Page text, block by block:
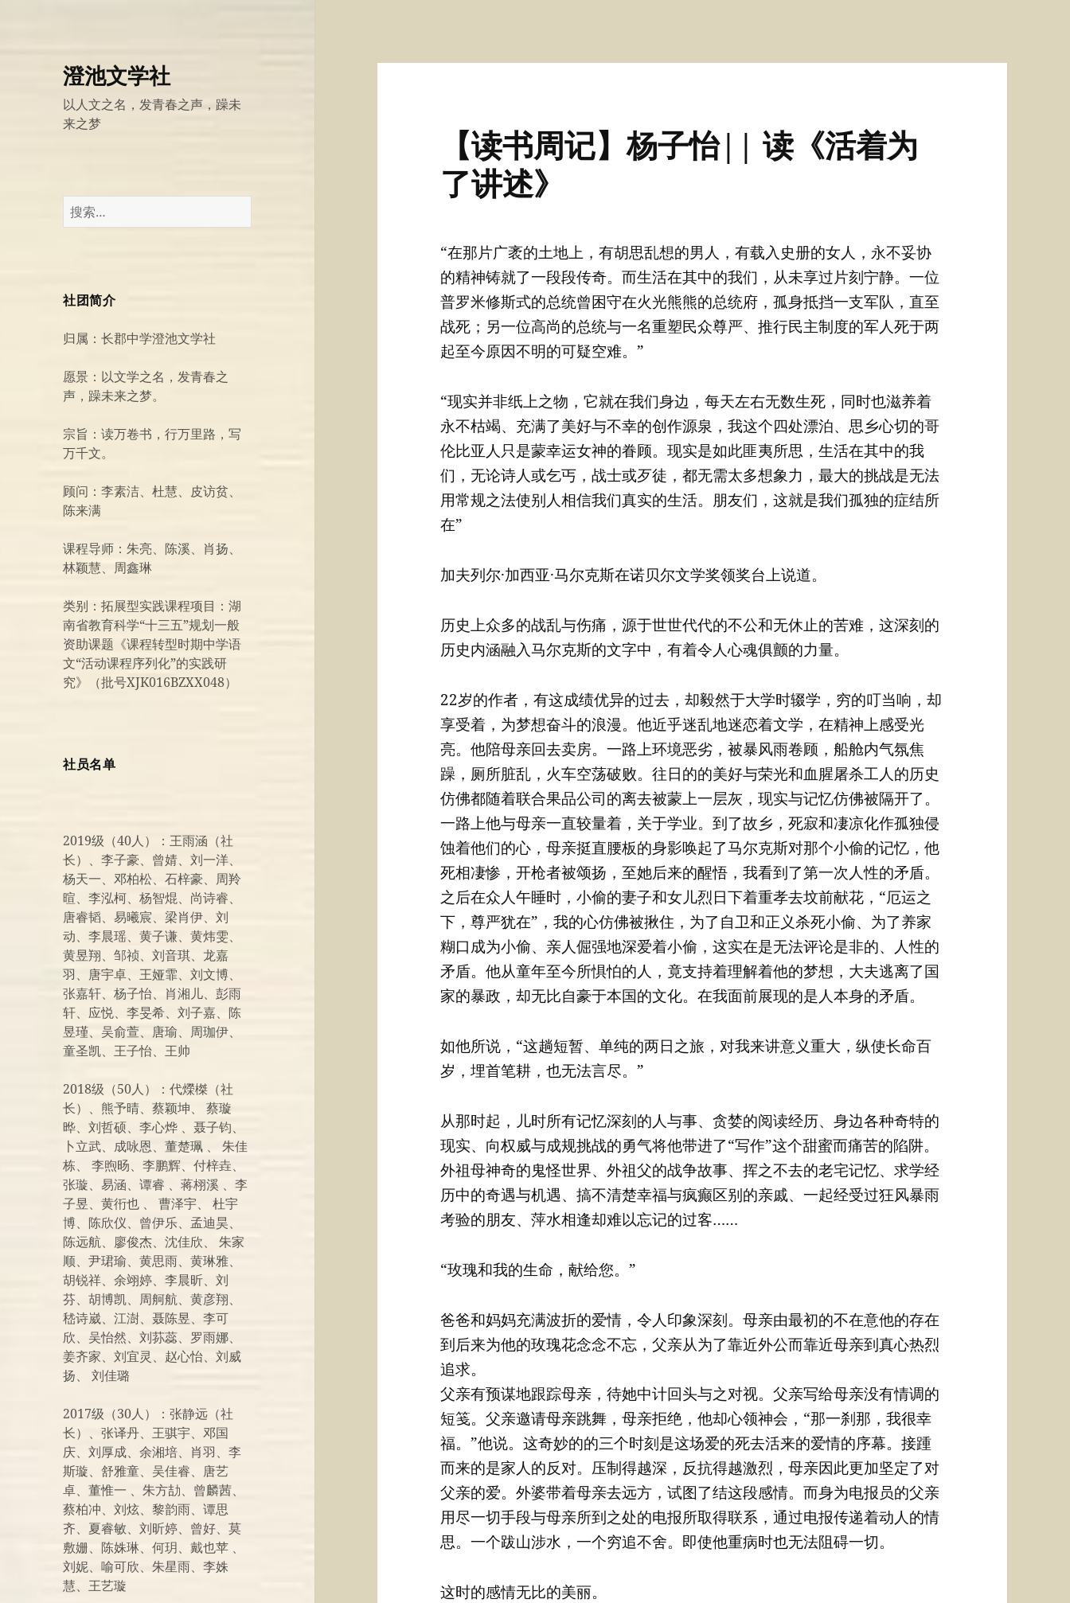
澄池文学社
以人文之名，发青春之声，躁未
来之梦
搜
索：
社团简介
归属：长郡中学澄池文学社
愿景：以文学之名，发青春之
声，躁未来之梦。
宗旨：读万卷书，行万里路，写
万千文。
顾问：李素洁、杜慧、皮访贫、
陈来满
课程导师：朱亮、陈溪、肖扬、
林颖慧、周鑫琳
类别：拓展型实践课程项目：湖
南省教育科学“十三五”规划一般
资助课题《课程转型时期中学语
文“活动课程序列化”的实践研
究》（批号XJK016BZXX048）
社员名单
2019级（40人）：王雨涵（社
长）、李子豪、曾婧、刘一洋、
杨天一、邓柏松、石梓豪、周羚
暄、李泓柯、杨智焜、尚诗睿、
唐睿韬、易曦宸、梁肖伊、刘
动、李晨瑶、黄子谦、黄炜雯、
黄昱翔、邹祯、刘音琪、龙嘉
羽、唐宇卓、王娅霏、刘文博、
张嘉轩、杨子怡、肖湘儿、彭雨
轩、应悦、李旻希、刘子嘉、陈
昱瑾、吴俞萱、唐瑜、周珈伊、
童圣凯、王子怡、王帅
2018级（50人）：代爃榤（社
长）、熊予晴、蔡颖坤、 蔡璇
晔、刘哲硕、李心烨 、聂子钧、
卜立武、成咏恩、董楚珮 、 朱佳
栋、 李煦旸、李鹏辉、付梓垚、
张璇、易涵、谭睿 、蒋栩溪 、李
子昱、黄衎也 、 曹泽宇、 杜宇
博、陈欣仪、曾伊乐、孟迪昊、
陈远航、廖俊杰、沈佳欣、 朱家
顺、尹珺瑜、黄思雨、黄琳雅、
胡锐祥、余翊婷、李晨昕、刘
芬、胡博凯、周舸航、黄彦翔、
嵇诗崴、江澍、聂陈昱、李可
欣、吴怡然、刘荪蕊、罗雨娜、
姜齐家、刘宜灵、赵心怡、刘威
扬、 刘佳璐
2017级（30人）：张静远（社
长）、张译丹、王骐宇、邓国
庆、刘厚成、余湘培、肖羽、李
斯璇、舒雅童、吴佳睿、唐艺
卓、董惟一 、朱方劼、曾麟茜、
蔡柏冲、刘炫、黎韵雨、谭思
齐、夏睿敏、刘昕婷、曾好、莫
敷姗、陈姝琳、何玥、戴也苹 、
刘妮、喻可欣、朱星雨、李姝
慧、王艺璇
【读书周记】杨子怡|| 读《活着为
了讲述》
“在那片广袤的土地上，有胡思乱想的男人，有载入史册的女人，永不妥协
的精神铸就了一段段传奇。而生活在其中的我们，从未享过片刻宁静。一位
普罗米修斯式的总统曾困守在火光熊熊的总统府，孤身抵挡一支军队，直至
战死；另一位高尚的总统与一名重塑民众尊严、推行民主制度的军人死于两
起至今原因不明的可疑空难。”
“现实并非纸上之物，它就在我们身边，每天左右无数生死，同时也滋养着
永不枯竭、充满了美好与不幸的创作源泉，我这个四处漂泊、思乡心切的哥
伦比亚人只是蒙幸运女神的眷顾。现实是如此匪夷所思，生活在其中的我
们，无论诗人或乞丐，战士或歹徒，都无需太多想象力，最大的挑战是无法
用常规之法使别人相信我们真实的生活。朋友们，这就是我们孤独的症结所
在”
加夫列尔·加西亚·马尔克斯在诺贝尔文学奖领奖台上说道。
历史上众多的战乱与伤痛，源于世世代代的不公和无休止的苦难，这深刻的
历史内涵融入马尔克斯的文字中，有着令人心魂俱颤的力量。
22岁的作者，有这成绩优异的过去，却毅然于大学时辍学，穷的叮当响，却
享受着，为梦想奋斗的浪漫。他近乎迷乱地迷恋着文学，在精神上感受光
亮。他陪母亲回去卖房。一路上环境恶劣，被暴风雨卷顾，船舱内气氛焦
躁，厕所脏乱，火车空荡破败。往日的的美好与荣光和血腥屠杀工人的历史
仿佛都随着联合果品公司的离去被蒙上一层灰，现实与记忆仿佛被隔开了。
一路上他与母亲一直较量着，关于学业。到了故乡，死寂和凄凉化作孤独侵
蚀着他们的心，母亲挺直腰板的身影唤起了马尔克斯对那个小偷的记忆，他
死相凄惨，开枪者被颂扬，至她后来的醒悟，我看到了第一次人性的矛盾。
之后在众人午睡时，小偷的妻子和女儿烈日下着重孝去坟前献花，“厄运之
下，尊严犹在”，我的心仿佛被揪住，为了自卫和正义杀死小偷、为了养家
糊口成为小偷、亲人倔强地深爱着小偷，这实在是无法评论是非的、人性的
矛盾。他从童年至今所惧怕的人，竟支持着理解着他的梦想，大夫逃离了国
家的暴政，却无比自豪于本国的文化。在我面前展现的是人本身的矛盾。
如他所说，“这趟短暂、单纯的两日之旅，对我来讲意义重大，纵使长命百
岁，埋首笔耕，也无法言尽。”
从那时起，儿时所有记忆深刻的人与事、贪婪的阅读经历、身边各种奇特的
现实、向权威与成规挑战的勇气将他带进了“写作”这个甜蜜而痛苦的陷阱。
外祖母神奇的鬼怪世界、外祖父的战争故事、挥之不去的老宅记忆、求学经
历中的奇遇与机遇、搞不清楚幸福与疯癫区别的亲戚、一起经受过狂风暴雨
考验的朋友、萍水相逢却难以忘记的过客……
“玫瑰和我的生命，献给您。”
爸爸和妈妈充满波折的爱情，令人印象深刻。母亲由最初的不在意他的存在
到后来为他的玫瑰花念念不忘，父亲从为了靠近外公而靠近母亲到真心热烈
追求。
父亲有预谋地跟踪母亲，待她中计回头与之对视。父亲写给母亲没有情调的
短笺。父亲邀请母亲跳舞，母亲拒绝，他却心领神会，“那一刹那，我很幸
福。”他说。这奇妙的的三个时刻是这场爱的死去活来的爱情的序幕。接踵
而来的是家人的反对。压制得越深，反抗得越激烈，母亲因此更加坚定了对
父亲的爱。外婆带着母亲去远方，试图了结这段感情。而身为电报员的父亲
用尽一切手段与母亲所到之处的电报所取得联系，通过电报传递着动人的情
思。一个跋山涉水，一个穷追不舍。即使他重病时也无法阻碍一切。
这时的感情无比的美丽。